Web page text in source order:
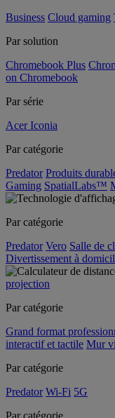
Business Cloud gaming
Par solution
Chromebook Plus
on Chromebook
Par série
Acer Iconia
Par catégorie
Predator Produits
Gaming SpatialLabs™
Par catégorie
Predator Vero Salle de
Divertissement à
projection
Par catégorie
Grand format
interactif et tactile Mur
Par catégorie
Predator Wi-Fi 5G
Par catégorie